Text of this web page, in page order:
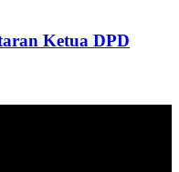
Ketua DPD